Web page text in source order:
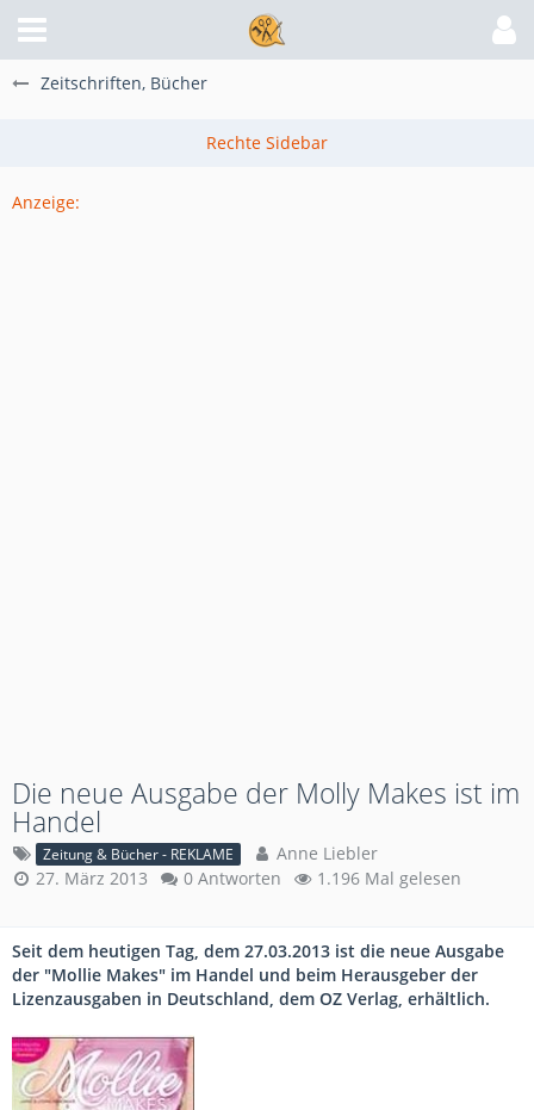
Zeitschriften, Bücher
Anzeige:
Die neue Ausgabe der Molly Makes ist im
Handel
Zeitung & Bücher - REKLAME
Anne Liebler
27. März 2013
0 Antworten 1.196 Mal gelesen
Seit dem heutigen Tag, dem 27.03.2013 ist die neue Ausgabe
der "Mollie Makes" im Handel und beim Herausgeber der
Lizenzausgaben in Deutschland, dem OZ Verlag, erhältlich.